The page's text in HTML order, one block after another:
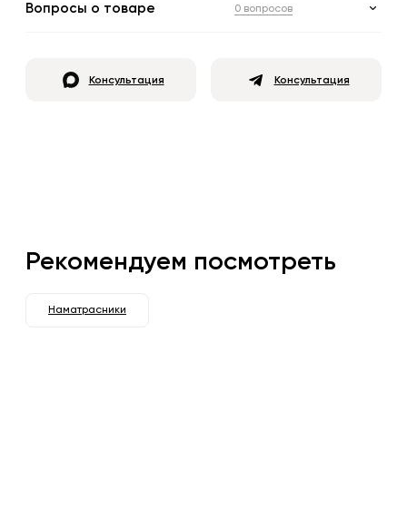
Вопросы о товаре 0 вопросов
Консультация Консультация
Рекомендуем посмотреть
Наматрасники